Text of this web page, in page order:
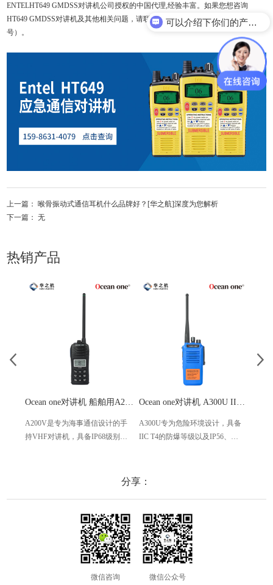
ENTELHT649 GMDSS对讲机公司授权的中国代理,经验丰富。如果您想咨询
HT649 GMDSS对讲机及其他相关问题，请联系在线客服15986314079（微信同
号）。
上一篇：喉骨振动式通信耳机什么品牌好？[华之航]深度为您解析
下一篇： 无
热销产品
A200V是专为海事通信设计的手
持VHF对讲机，具备IP68级别的
守功能。没有信号或长时间无操
A300U专为危险环境设计，具备
IIC T4的防爆等级以及IP56、
使用
分享：
微信咨询 微信公众号
可以介绍下你们的产品么？